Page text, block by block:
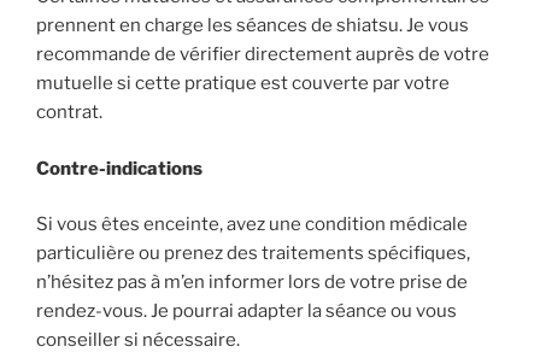
prennent en charge les séances de shiatsu. Je vous
recommande de vérifier directement auprès de votre
mutuelle si cette pratique est couverte par votre
contrat.
Contre-indications
Si vous êtes enceinte, avez une condition médicale
particulière ou prenez des traitements spécifiques,
n’hésitez pas à m’en informer lors de votre prise de
rendez-vous. Je pourrai adapter la séance ou vous
conseiller si nécessaire.